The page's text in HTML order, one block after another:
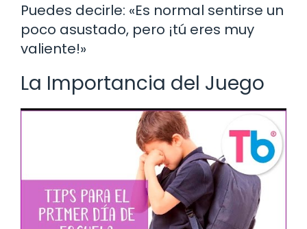
Puedes decirle: «Es normal sentirse un
poco asustado, pero ¡tú eres muy
valiente!»
La Importancia del Juego